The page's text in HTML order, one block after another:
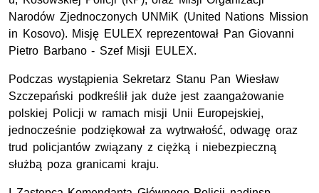
Narodów Zjednoczonych UNMiK (United Nations Mission
in Kosovo). Misję EULEX reprezentował Pan Giovanni
Pietro Barbano - Szef Misji EULEX.
Podczas wystąpienia Sekretarz Stanu Pan Wiesław
Szczepański podkreślił jak duże jest zaangażowanie
polskiej Policji w ramach misji Unii Europejskiej,
jednocześnie podziękował za wytrwałość, odwagę oraz
trud policjantów związany z ciężką i niebezpieczną
służbą poza granicami kraju.